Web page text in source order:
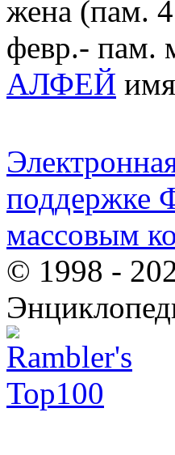
жена (пам.
февр.- пам.
АЛФЕЙ
поддержке
массовым
© 1998 -